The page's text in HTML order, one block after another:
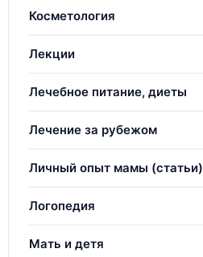
Косметология
Лекции
Лечебное питание, диеты
Лечение за рубежом
Личный опыт мамы (статьи)
Логопедия
Мать и детя